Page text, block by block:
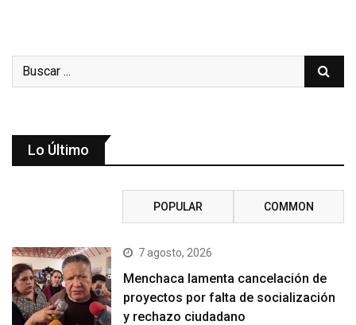
Lo Último
POPULAR COMMON
7 agosto, 2026
Menchaca lamenta cancelación de
proyectos por falta de socialización
y rechazo ciudadano